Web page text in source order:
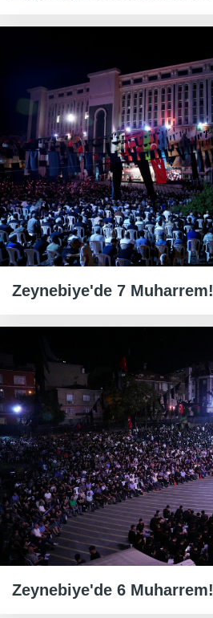
Zeynebiye'de 7 Muharrem!
Zeynebiye'de 6 Muharrem!